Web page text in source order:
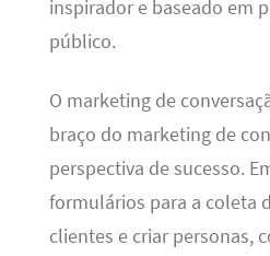
inspirador e baseado em
público.
O marketing de
braço do marketing de
perspectiva de sucesso.
formulários para a coleta
clientes e criar personas,